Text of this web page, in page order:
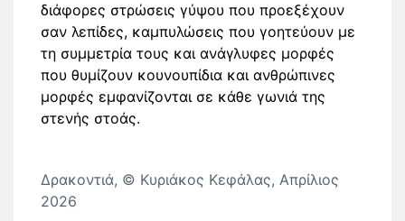
διάφορες στρώσεις γύψου που προεξέχουν
σαν λεπίδες, καμπυλώσεις που γοητεύουν με
τη συμμετρία τους και ανάγλυφες μορφές
που θυμίζουν κουνουπίδια και ανθρώπινες
μορφές εμφανίζονται σε κάθε γωνιά της
στενής στοάς.
Δρακοντιά, © Κυριάκος Κεφάλας, Απρίλιος
2026